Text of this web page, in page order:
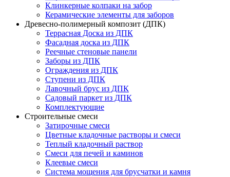
Клинкерные колпаки на забор
Керамические элементы для заборов
Древесно-полимерный композит (ДПК)
Террасная Доска из ДПК
Фасадная доска из ДПК
Реечные стеновые панели
Заборы из ДПК
Ограждения из ДПК
Ступени из ДПК
Лавочный брус из ДПК
Садовый паркет из ДПК
Комплектующие
Строительные смеси
Затирочные смеси
Цветные кладочные растворы и смеси
Теплый кладочный раствор
Смеси для печей и каминов
Клеевые смеси
Система мощения для брусчатки и камня